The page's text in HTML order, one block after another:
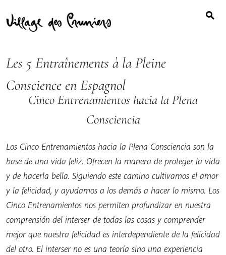
to
content
for:
Les 5 Entraînements à la Pleine
Conscience en Espagnol
Cinco Entrenamientos hacia la Plena
Consciencia
Los Cinco Entrenamientos hacia la Plena Consciencia son la
base de una vida feliz. Ofrecen la manera de proteger la vida
y de hacerla bella. Siguiendo este camino cultivamos el amor
y la felicidad, y ayudamos a los demás a hacer lo mismo. Los
Cinco Entrenamientos nos permiten profundizar en nuestra
comprensión del interser de todas las cosas y comprender
mejor que nuestra felicidad es interdependiente de la felicidad
del otro. El interser no es una teoría sino una experiencia